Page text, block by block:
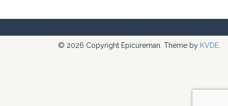
© 2026 Copyright Epicureman. Theme by KVDE.